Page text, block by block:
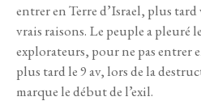
entrer en Terre d’Israel, plus
vrais raisons. Le peuple a pleuré
explorateurs, pour ne pas entrer
plus tard le 9 av, lors de la
marque le début de l’exil.